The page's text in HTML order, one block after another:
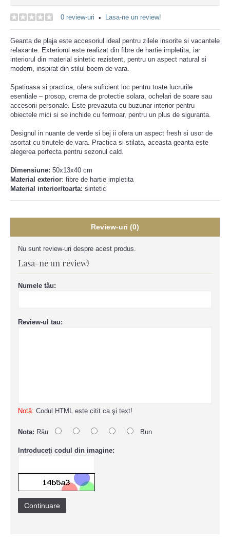
0 review-uri • Lasa-ne un review!
Geanta de plaja este accesoriul ideal pentru zilele insorite si vacantele
relaxante. Exteriorul este realizat din fibre de hartie impletita, iar
interiorul din material sintetic rezistent, pentru un aspect natural si
modern, inspirat din stilul boem de vara.
Spatioasa si practica, ofera suficient loc pentru toate lucrurile
esentiale – prosop, crema de protectie solara, ochelari de soare sau
accesorii personale. Este prevazuta cu buzunar interior pentru
obiectele mici si se inchide cu fermoar, pentru un plus de siguranta.
Designul in nuante de verde si bej ii ofera un aspect fresh si usor de
asortat cu tinutele de vara. Practica si stilata, aceasta geanta este
alegerea perfecta pentru sezonul cald.
Dimensiune: 50x13x40 cm
Material exterior: fibre de hartie impletita
Material interior/toarta: sintetic
Review-uri (0)
Nu sunt review-uri despre acest produs.
Lasa-ne un review!
Numele tău:
Review-ul tau:
Notă: Codul HTML este citit ca şi text!
Nota: Rău Bun
Introduceţi codul din imagine:
Continuare